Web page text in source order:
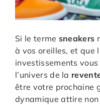
Si le terme sneakers
à vos oreilles, et que
investissements
l’univers de la
être votre prochaine
dynamique attire